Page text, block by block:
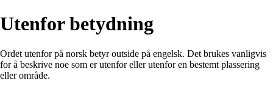
Utenfor betydning
Ordet utenfor på norsk betyr outside på engelsk. Det brukes vanligvis
for å beskrive noe som er utenfor eller utenfor en bestemt plassering
eller område.